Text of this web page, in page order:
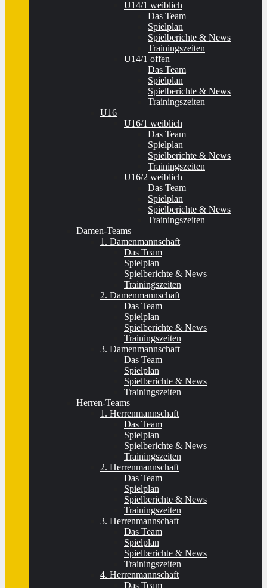
U14/1 weiblich
Das Team
Spielplan
Spielberichte & News
Trainingszeiten
U14/1 offen
Das Team
Spielplan
Spielberichte & News
Trainingszeiten
U16
U16/1 weiblich
Das Team
Spielplan
Spielberichte & News
Trainingszeiten
U16/2 weiblich
Das Team
Spielplan
Spielberichte & News
Trainingszeiten
Damen-Teams
1. Damenmannschaft
Das Team
Spielplan
Spielberichte & News
Trainingszeiten
2. Damenmannschaft
Das Team
Spielplan
Spielberichte & News
Trainingszeiten
3. Damenmannschaft
Das Team
Spielplan
Spielberichte & News
Trainingszeiten
Herren-Teams
1. Herrenmannschaft
Das Team
Spielplan
Spielberichte & News
Trainingszeiten
2. Herrenmannschaft
Das Team
Spielplan
Spielberichte & News
Trainingszeiten
3. Herrenmannschaft
Das Team
Spielplan
Spielberichte & News
Trainingszeiten
4. Herrenmannschaft
Das Team